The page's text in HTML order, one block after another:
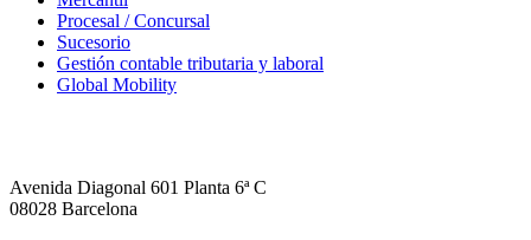
Procesal / Concursal
Sucesorio
Gestión contable tributaria y laboral
Global Mobility
Avenida Diagonal 601 Planta 6ª C
08028 Barcelona